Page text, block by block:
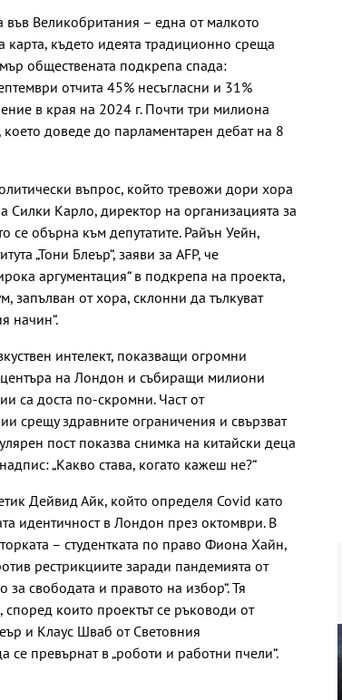
Великобритания – една от малкото
където идеята традиционно среща
обществената подкрепа спада:
отчита 45% несъгласни и 31%
в края на 2024 г. Почти три милиона
доведе до парламентарен дебат на 8
въпрос, който тревожи дори хора
Силки Карло, директор на организацията за
се обърна към депутатите. Райън Уейн,
„Тони Блеър“, заяви за AFP, че
аргументация“ в подкрепа на проекта,
запълван от хора, склонни да тълкуват
начин“.
интелект, показващи огромни
центъра на Лондон и събиращи милиони
са доста по-скромни. Част от
срещу здравните ограничения и свързват
пост показва снимка на китайски деца
„Какво става, когато кажеш не?“
Дейвид Айк, който определя Covid като
идентичност в Лондон през октомври. В
– студентката по право Фиона Хайн,
рестрикциите заради пандемията от
за свободата и правото на избор“. Тя
които проектът се ръководи от
и Клаус Шваб от Световния
превърнат в „роботи и работни пчели“.
Командирът на ВМС:
Унищожили сме 6
плаващи мини, 3
надводни дрона и са
десетки остатъци от военно оборудване
инцидентът се
използва за
примитивна политическа употреба
Олимпик (Варна)
завърши контролите с
убедителна победа
втори обект по
Южното Черноморие е
с нарушение
Ракът на простатата
на Джо Байдън се е